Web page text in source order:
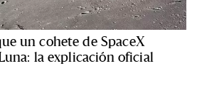
un cohete de SpaceX
la explicación oficial